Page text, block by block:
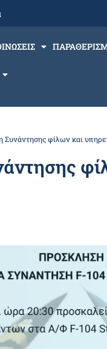
Συνάντησης φίλων και